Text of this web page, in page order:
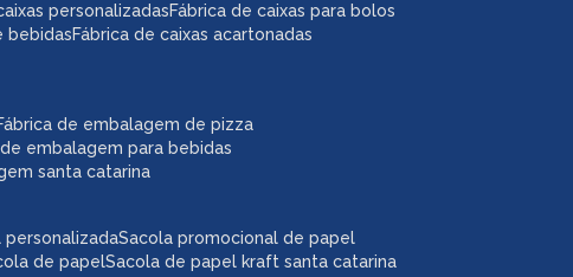
personalizadas
bebidas
fábrica de caixas para bolos
fábrica de caixas acartonadas
fábrica de embalagem de pizza
de embalagem para bebidas
santa catarina
personalizada sacola promocional de papel
de papel sacola de papel kraft santa catarina